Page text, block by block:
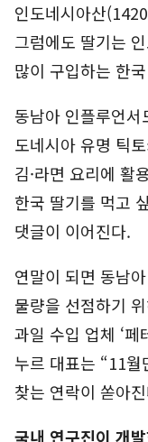
인도네시아산
그럼에도 딸기는
많이 구입하는 한
동남아 인플루언
도네시아 유명 틱
김·라면 요리에 활
한국 딸기를 먹고
댓글이 이어진다.
연말이 되면 동남
물량을 선점하기
과일 수입 업체 ‘페
누르 대표는 “11
찾는 연락이 쏟아
국내 연구진이 개